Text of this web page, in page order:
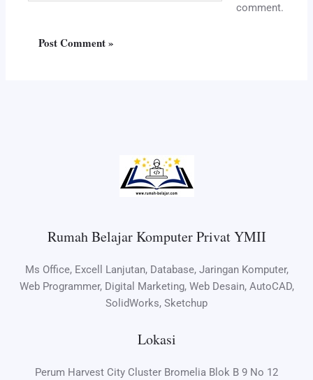
comment.
Rumah Belajar Komputer Privat YMII
Ms Office, Excell Lanjutan, Database, Jaringan Komputer,
Web Programmer, Digital Marketing, Web Desain, AutoCAD,
SolidWorks, Sketchup
Lokasi
Perum Harvest City Cluster Bromelia Blok B 9 No 12